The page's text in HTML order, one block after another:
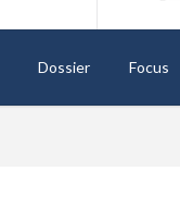
Dossier Focus